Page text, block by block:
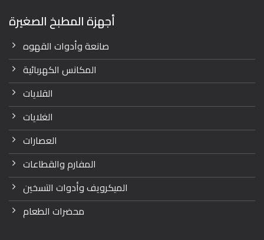
أجهزة المطبخ الصغيرة
صانعة وأدوات القهوه
المكانس الكهربائية
القلايات
الغلايات
العصارات
المفارم والقطاعات
الميكرويف وأدوات التسخين
محضرات الطعام